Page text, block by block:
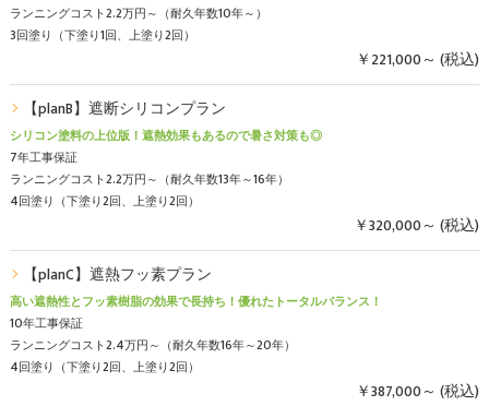
ランニングコスト2.2万円～（耐久年数10年～）
3回塗り（下塗り1回、上塗り2回）
￥221,000～ (税込)
【planB】遮断シリコンプラン
シリコン塗料の上位版！遮熱効果もあるので暑さ対策も◎
7年工事保証
ランニングコスト2.2万円～（耐久年数13年～16年）
4回塗り（下塗り2回、上塗り2回）
￥320,000～ (税込)
【planC】遮熱フッ素プラン
高い遮熱性とフッ素樹脂の効果で長持ち！優れたトータルバランス！
10年工事保証
ランニングコスト2.4万円～（耐久年数16年～20年）
4回塗り（下塗り2回、上塗り2回）
￥387,000～ (税込)